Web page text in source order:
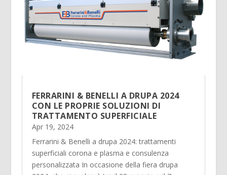
FERRARINI & BENELLI A DRUPA 2024
CON LE PROPRIE SOLUZIONI DI
TRATTAMENTO SUPERFICIALE
Apr 19, 2024
Ferrarini & Benelli a drupa 2024: trattamenti
superficiali corona e plasma e consulenza
personalizzata In occasione della fiera drupa